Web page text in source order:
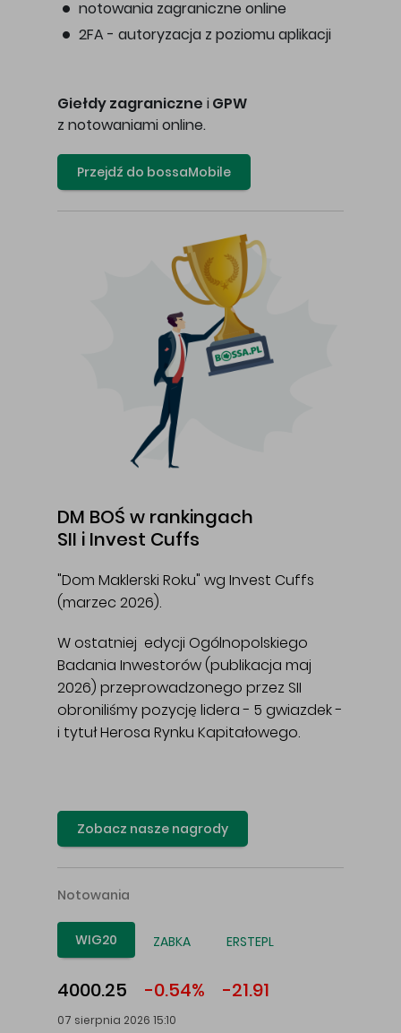
notowania zagraniczne online
2FA - autoryzacja z poziomu aplikacji
Giełdy zagraniczne i GPW
z notowaniami online.
Przejdź do bossaMobile
DM BOŚ w rankingach
SII i Invest Cuffs
"Dom Maklerski Roku" wg Invest Cuffs
(marzec 2026).
W ostatniej edycji Ogólnopolskiego
Badania Inwestorów (publikacja maj
2026) przeprowadzonego przez SII
obroniliśmy pozycję lidera - 5 gwiazdek -
i tytuł Herosa Rynku Kapitałowego.
Zobacz nasze nagrody
Notowania
WIG20 ZABKA ERSTEPL
4000.25 -0.54% -21.91
07 sierpnia 2026 15:10